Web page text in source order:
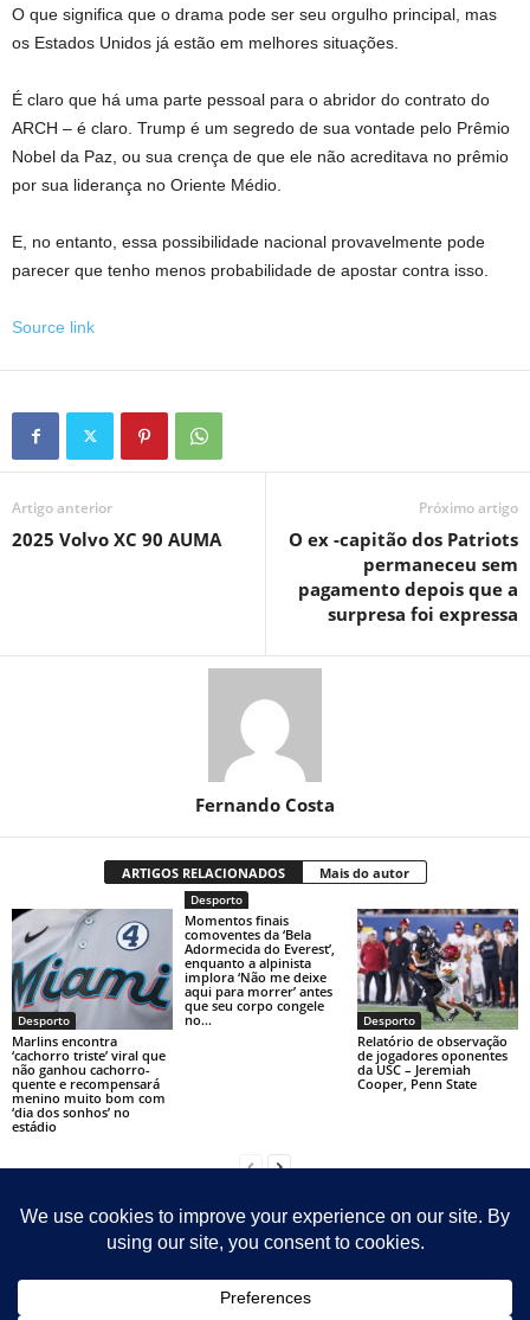
O que significa que o drama pode ser seu orgulho principal, mas
os Estados Unidos já estão em melhores situações.
É claro que há uma parte pessoal para o abridor do contrato do
ARCH – é claro. Trump é um segredo de sua vontade pelo Prêmio
Nobel da Paz, ou sua crença de que ele não acreditava no prêmio
por sua liderança no Oriente Médio.
E, no entanto, essa possibilidade nacional provavelmente pode
parecer que tenho menos probabilidade de apostar contra isso.
Source link
Artigo anterior
2025 Volvo XC 90 AUMA
Próximo artigo
O ex -capitão dos Patriots
permaneceu sem
pagamento depois que a
surpresa foi expressa
Fernando Costa
ARTIGOS RELACIONADOS Mais do autor
Desporto
Marlins encontra
‘cachorro triste’ viral que
não ganhou cachorro-
quente e recompensará
menino muito bom com
‘dia dos sonhos’ no
estádio
Desporto
Momentos finais
comoventes da ‘Bela
Adormecida do Everest’,
enquanto a alpinista
implora ‘Não me deixe
aqui para morrer’ antes
que seu corpo congele
no...
Desporto
Relatório de observação
de jogadores oponentes
da USC – Jeremiah
Cooper, Penn State